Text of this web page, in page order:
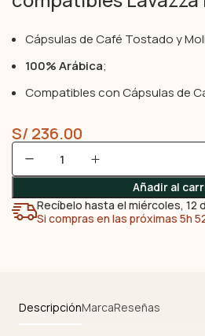
Cápsulas de Café Tostado y
100% Arábica;
Compatibles con Cápsulas de
S/ 236.00
Añadir al
Recíbelo hasta el miércoles, 12
Si compras en las próximas 5h
DescripciónMarcaReseñas